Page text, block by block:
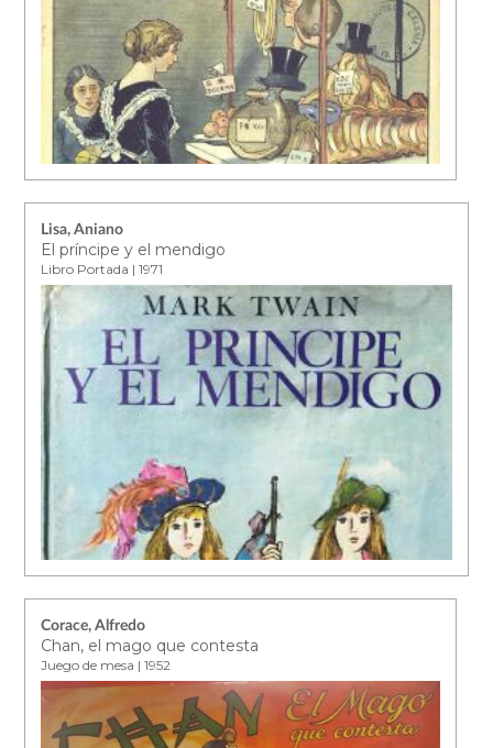
Lisa, Aniano
El príncipe y el mendigo
Libro Portada | 1971
Corace, Alfredo
Chan, el mago que contesta
Juego de mesa | 1952